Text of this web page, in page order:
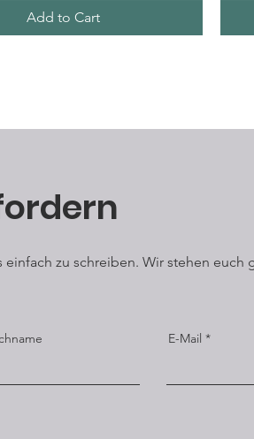
Add to Cart
zu schreiben. Wir stehen
E-Mail